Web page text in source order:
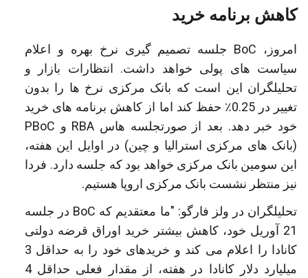
کاهش برنامه خرید
امروز، BoC جلسه تصمیم گیری نرخ بهره و اعلام
سیاست های پولی خواهد داشت. انتظارات بازار و
تحلیلگران این است که بانک مرکزی نرخ ها را بدون
تغییر در 0.25٪ حفظ کند اما از کاهش برنامه های خرید
خود خبر دهد. بعد از صورتجلسه هاس RBA و PBoC
(بانک های مرکزی استرالیا و چین) در اوایل این هفته،
این سومین بانک مرکزی خواهد بود که جلسه دارد. فردا
نیز منتظر نشست بانک مرکزی اروپا هستیم.
تحلیلگران در ولز فارگو: "ما معتقدیم كه BoC در جلسه
21 آوریل خود، كاهش بیشتر خرید اوراق قرضه دولتی
كانادا را اعلام می كند و خریدهای خود را به حداقل 3
میلیارد دلار كانادا در هفته، از مقدار فعلی حداقل 4